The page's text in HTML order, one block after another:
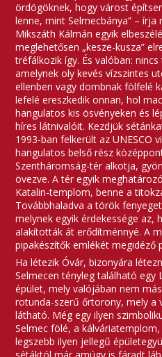
ördögöknek, hogy várost
lenne, mint Selmecbánya” –
Mikszáth Kálmán egyik
meglehetősen „kesze-kusza”
tréfálkozik így. És valóban:
amelynek oly kevés vízszintes
ellenben vagy dombnak fölfelé
lefelé ereszkedik onnan, hol
hangulatos kis ösvényeken és
híres látnivalóit. Kezdjük
1993-ban felkerült az UNESCO
hangulatos belső rész
Szentháromság-tér alkotja,
övezve. A tér egyik
Katalin-templom, benne a
Továbbhaladva a török
melynek egyik érdekessége az,
alakították át erődítménnyé. A
pipakészítők emlékét megidéző
Ha létezik Óvár, bizonyára
Selmecen tényleg található egy
épület, mely valójában nem
rotunda-szerű őrtorony, mely a
látható. Még egy ilyen
Selmec fölé, a
legszebb ilyen jellegű